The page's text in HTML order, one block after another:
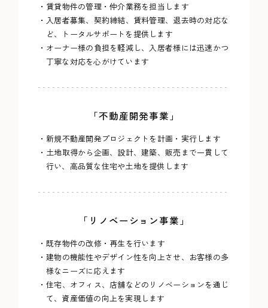
・賃貸物件の管理・仲介業務を担当します
・入居者募集、契約締結、賃料管理、退去時の対応な
ど、トータルサポートを提供します
・オーナー様の負担を軽減し、入居者様には迅速かつ
丁寧な対応を心がけています
「不動産開発事業」
・新規不動産開発プロジェクトを計画・実行します
・土地取得から企画、設計、建築、販売まで一貫して
行い、高品質な住宅や土地を提供します
「リノベーション事業」
・既存物件の改修・再生を行います
・建物の機能性やデザイン性を向上させ、お客様の多
様なニーズに応えます
・住宅、オフィス、店舗などのリノベーションを通じ
て、資産価値の向上を実現します